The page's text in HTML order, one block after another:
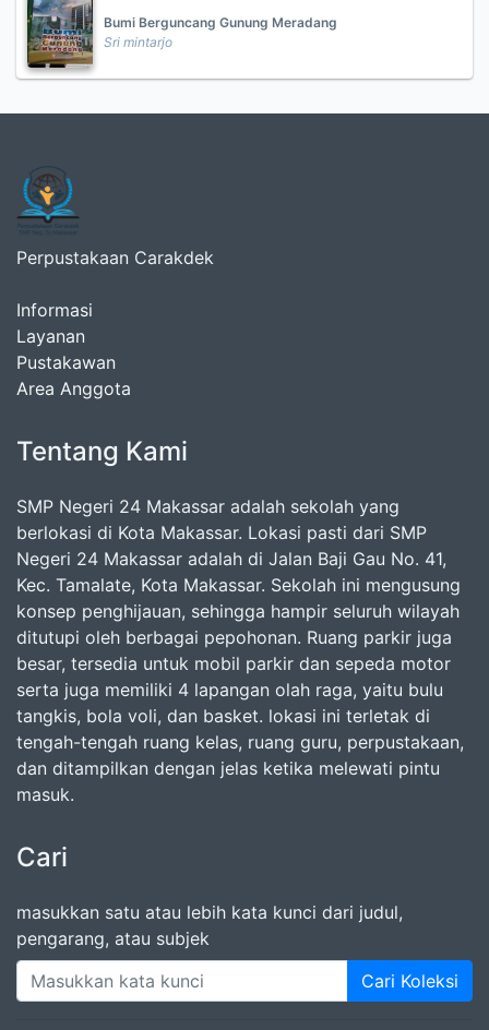
Bumi Berguncang Gunung Meradang
Sri mintarjo
Perpustakaan Carakdek
Informasi
Layanan
Pustakawan
Area Anggota
Tentang Kami
SMP Negeri 24 Makassar adalah sekolah yang
berlokasi di Kota Makassar. Lokasi pasti dari SMP
Negeri 24 Makassar adalah di Jalan Baji Gau No. 41,
Kec. Tamalate, Kota Makassar. Sekolah ini mengusung
konsep penghijauan, sehingga hampir seluruh wilayah
ditutupi oleh berbagai pepohonan. Ruang parkir juga
besar, tersedia untuk mobil parkir dan sepeda motor
serta juga memiliki 4 lapangan olah raga, yaitu bulu
tangkis, bola voli, dan basket. lokasi ini terletak di
tengah-tengah ruang kelas, ruang guru, perpustakaan,
dan ditampilkan dengan jelas ketika melewati pintu
masuk.
Cari
masukkan satu atau lebih kata kunci dari judul,
pengarang, atau subjek
Cari Koleksi